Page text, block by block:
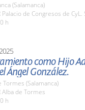
(Salamanca)
Palacio de Congresos de CyL.
h
como Hijo
Ángel González.
Tormes (Salamanca)
Alba de Tormes
h